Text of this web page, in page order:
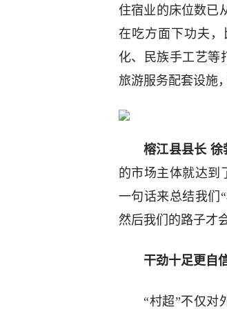
住宿业的床位数已
在吃方面下功夫
化、民族手工艺等
旅游服务配套设施
榕江县县长 徐
的市场主体就达到
一句话来总结我们
然后我们的路子才
干劲十足更自
“村超”不仅对